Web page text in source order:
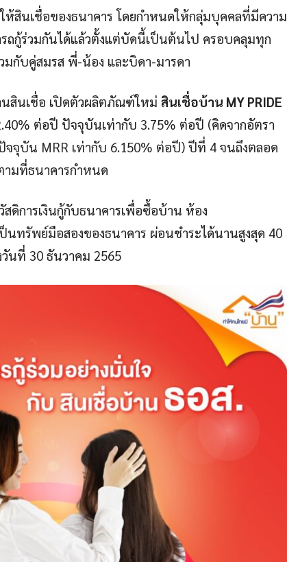
ห้สินเชื่อของธนาคาร โดยกำหนดให้กลุ่มบุคคลที่มีความ
รถกู้ร่วมกันได้แล้วตั้งแต่บัดนี้เป็นต้นไป ครอบคลุมทุก
กับคู่สมรส พี่-น้อง และบิดา-มารดา
นสินเชื่อ เปิดตัวผลิตภัณฑ์ใหม่ สินเชื่อบ้าน MY PRIDE
ต่อปี ปัจจุบันเท่ากับ 3.75% ต่อปี (คิดจากอัตรา
จจุบัน MRR เท่ากับ 6.150% ต่อปี) ปีที่ 4 จนถึงตลอด
ามที่ธนาคารกำหนด
ดิการเงินกู้กับธนาคารเพื่อซื้อบ้าน ห้อง
ทรัพย์มือสองของธนาคาร ผ่อนชำระได้นานสูงสุด 40
นที่ 30 ธันวาคม 2565